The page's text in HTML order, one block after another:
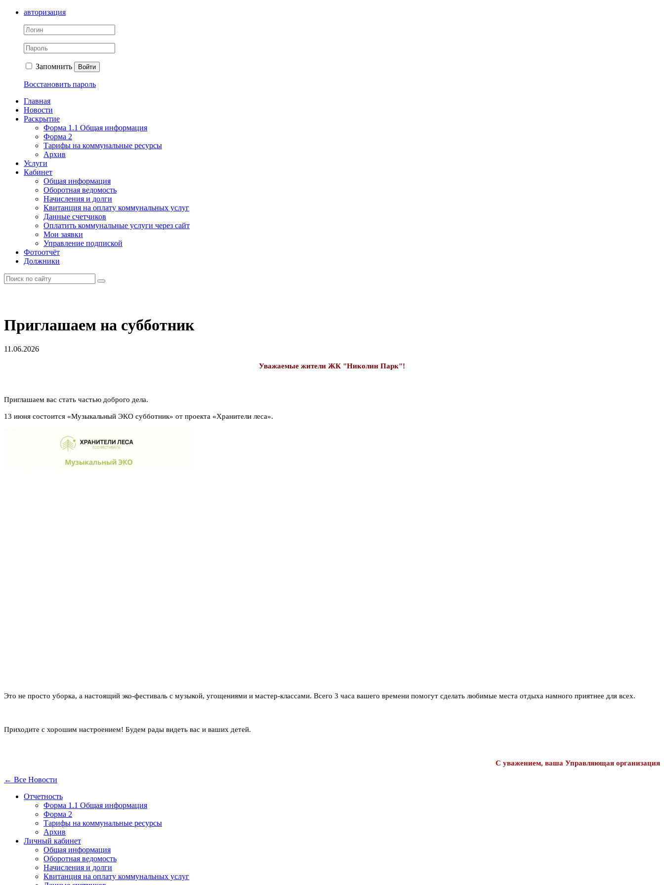
авторизация
Запомнить Войти
Восстановить пароль
Главная
Новости
Раскрытие
Форма 1.1 Общая информация
Форма 2
Тарифы на коммунальные ресурсы
Архив
Услуги
Кабинет
Общая информация
Оборотная ведомость
Начисления и долги
Квитанция на оплату коммунальных услуг
Данные счетчиков
Оплатить коммунальные услуги через сайт
Мои заявки
Управление подпиской
Фотоотчёт
Должники
Приглашаем на субботник
11.06.2026
Уважаемые жители ЖК "Николин Парк"!
Приглашаем вас стать частью доброго дела.
13 июня состоится «Музыкальный ЭКО субботник» от проекта «Хранители леса».
Это не просто уборка, а настоящий эко-фестиваль с музыкой, угощениями и мастер-классами. Всего 3 часа вашего времени помогут сделать любимые места отдыха намного приятнее для всех.
Приходите с хорошим настроением! Будем рады видеть вас и ваших детей.
С уважением, ваша Управляющая организация
← Все Новости
Отчетность
Форма 1.1 Общая информация
Форма 2
Тарифы на коммунальные ресурсы
Архив
Личный кабинет
Общая информация
Оборотная ведомость
Начисления и долги
Квитанция на оплату коммунальных услуг